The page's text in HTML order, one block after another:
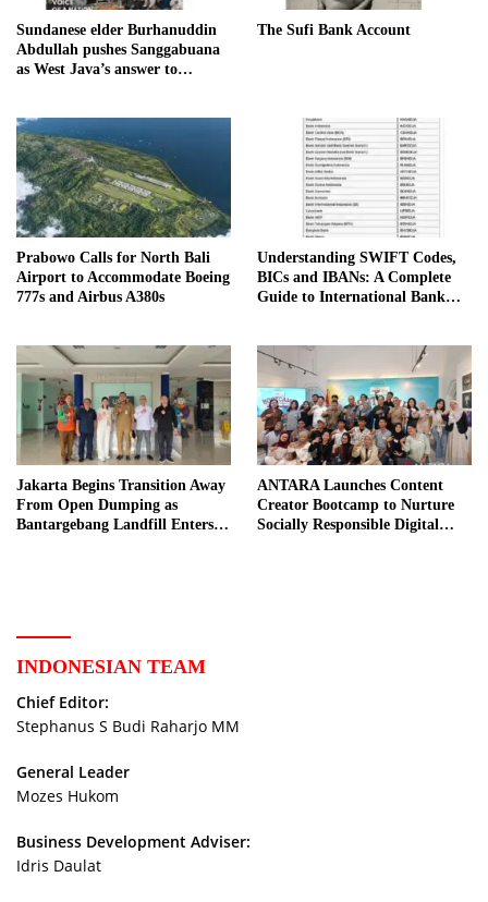
Sundanese elder Burhanuddin
Abdullah pushes Sanggabuana
as West Java’s answer to
The Sufi Bank Account
Prabowo Calls for North Bali
Airport to Accommodate Boeing
777s and Airbus A380s
Understanding SWIFT Codes,
BICs and IBANs: A Complete
Guide to International Bank
Jakarta Begins Transition Away
From Open Dumping as
Bantargebang Landfill Enters
ANTARA Launches Content
Creator Bootcamp to Nurture
Socially Responsible Digital
INDONESIAN TEAM
Chief Editor:
Stephanus S Budi Raharjo MM
General Leader
Mozes Hukom
Business Development Adviser:
Idris Daulat